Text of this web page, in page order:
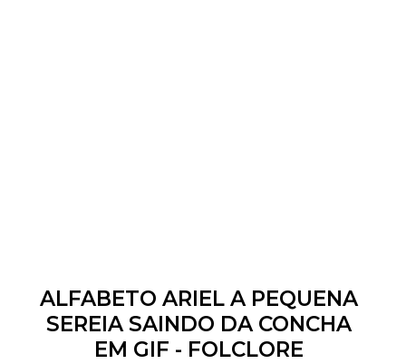
ALFABETO ARIEL A PEQUENA
SEREIA SAINDO DA CONCHA
EM GIF - FOLCLORE